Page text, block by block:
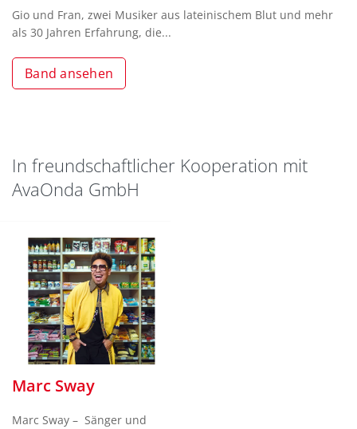
Gio und Fran, zwei Musiker aus lateinischem Blut und mehr
als 30 Jahren Erfahrung, die...
Band ansehen
In freundschaftlicher Kooperation mit
AvaOnda GmbH
Marc Sway
Marc Sway – Sänger und